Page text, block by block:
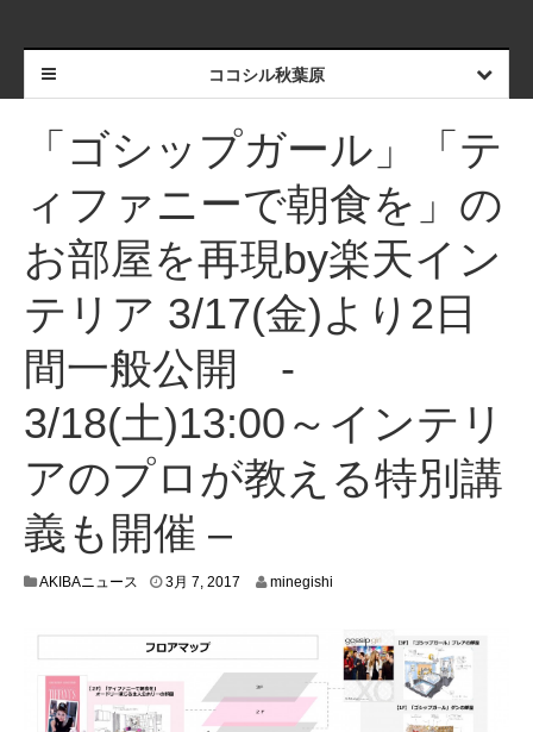
ココシル秋葉原
「ゴシップガール」「テ
ィファニーで朝食を」の
お部屋を再現by楽天イン
テリア 3/17(金)より2日
間一般公開 -
3/18(土)13:00～インテリ
アのプロが教える特別講
義も開催 –
AKIBAニュース 3月 7, 2017
1
7
minegishi